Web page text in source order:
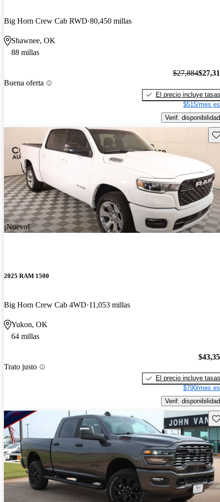
Big Horn Crew Cab RWD 80,450 millas
Shawnee, OK
88 millas
Buena oferta
$27,884
El precio incluye tasas
$515/mes
Verif. disponibilidad
¡Nuevo!
2025 RAM 1500
Big Horn Crew Cab 4WD 11,053 millas
Yukon, OK
64 millas
Trato justo
El precio incluye tasas
$790/mes
Verif. disponibilidad